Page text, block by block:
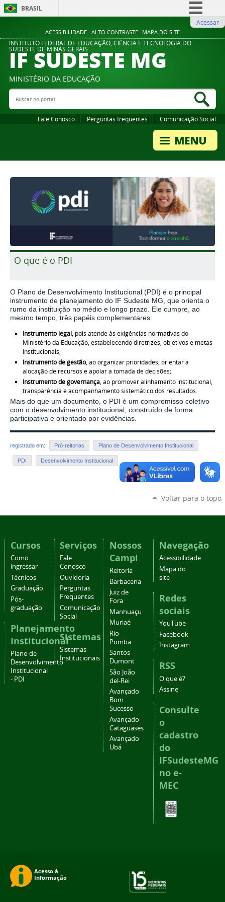
ACESSIBILIDADE ALTO CONTRASTE MAPA DO SITE
BRASIL
Comunica BR
Participe
Legislação
Acessar
INSTITUTO FEDERAL DE EDUCAÇÃO, CIÊNCIA E TECNOLOGIA DO
SUDESTE DE MINAS GERAIS
IF SUDESTE MG
MINISTÉRIO DA EDUCAÇÃO
Buscar no portal
Fale Conosco Perguntas frequentes Comunicação Social
O que é o PDI
O Plano de Desenvolvimento Institucional (PDI) é o principal
instrumento de planejamento do IF Sudeste MG, que orienta o
rumo da instituição no médio e longo prazo. Ele cumpre, ao
mesmo tempo, três papéis complementares:
Instrumento legal, pois atende às exigências normativas do
Ministério da Educação, estabelecendo diretrizes, objetivos e metas
institucionais;
Instrumento de gestão, ao organizar prioridades, orientar a
alocação de recursos e apoiar a tomada de decisões;
Instrumento de governança, ao promover alinhamento institucional,
transparência e acompanhamento sistemático dos resultados.
Mais do que um documento, o PDI é um compromisso coletivo
com o desenvolvimento institucional, construído de forma
participativa e orientado por evidências.
registrado em: Pró-reitorias Plano de Desenvolvimento Institucional
PDI Desenvolvimento Institucional
Voltar para o topo
Cursos
Como
ingressar
Técnicos
Graduação
Pós-
graduação
Planejamento
Institucional
Plano de
Desenvolvimento
Institucional
- PDI
Serviços
Fale
Conosco
Ouvidoria
Perguntas
Frequentes
Comunicação
Social
Sistemas
Sistemas
Institucionais
Nossos
Campi
Reitoria
Barbacena
Juiz de
Fora
Manhuaçu
Muriaé
Rio
Pomba
Santos
Dumont
São João
del-Rei
Avançado
Bom
Sucesso
Avançado
Cataguases
Avançado
Ubá
Navegação
Acessibilidade
Mapa do
site
Redes
sociais
YouTube
Facebook
Instagram
RSS
O que é?
Assine
Consulte
o
cadastro
do
IFSudesteMG
no e-
MEC